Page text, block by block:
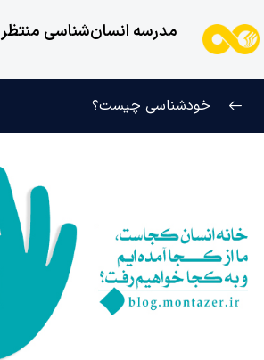
مدرسه انسان‌شناسی منتظر
کودک عزیز روان
انسان و میل بی‌نهایت
انسان چه چیزی نیست؟
خودشناسی چیست؟